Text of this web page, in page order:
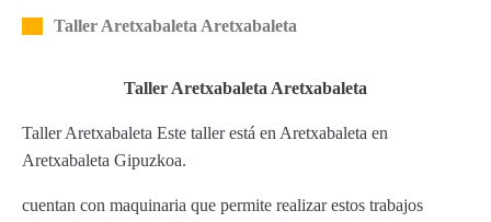
Taller Aretxabaleta Aretxabaleta
Taller Aretxabaleta Aretxabaleta
Taller Aretxabaleta Este taller está en Aretxabaleta en
Aretxabaleta Gipuzkoa.
cuentan con maquinaria que permite realizar estos trabajos